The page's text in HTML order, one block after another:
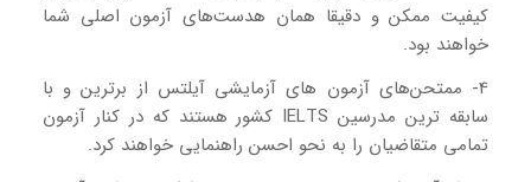
کیفیت ممکن و دقیقا همان هدست‌های آزمون اصلی شما
خواهند بود.
4- ممتحن‌های آزمون های آزمایشی آیلتس از برترین و با
سابقه ترین مدرسین IELTS کشور هستند که در کنار آزمون
تمامی متقاضیان را به نحو احسن راهنمایی خواهند کرد.